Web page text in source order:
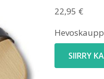
22,95 €
SIIRRY